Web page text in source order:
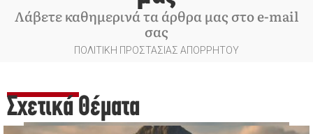
Λάβετε καθημερινά τα άρθρα μας στο e-mail
σας
ΠΟΛΙΤΙΚΗ ΠΡΟΣΤΑΣΙΑΣ ΑΠΟΡΡΗΤΟΥ
Σχετικά Θέματα